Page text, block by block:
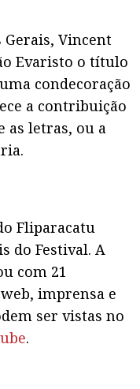
Gerais, Vincent
Evaristo o título
condecoração
a contribuição
as letras, ou a
Fliparacatu
do Festival. A
com 21
imprensa e
ser vistas no
.